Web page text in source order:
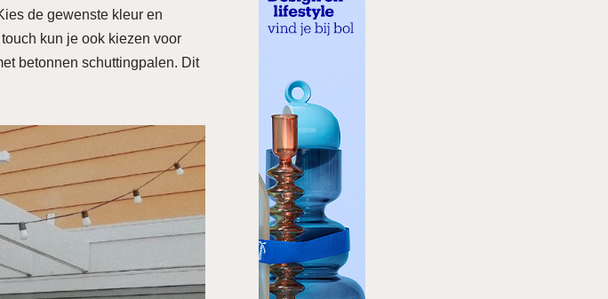
de gewenste kleur en
kun je ook kiezen voor
betonnen schuttingpalen. Dit